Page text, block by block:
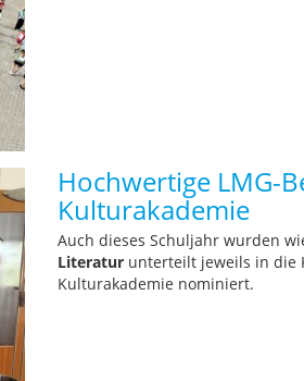
Hochwertige LMG-
Kulturakademie
Auch dieses Schuljahr wurden
Literatur unterteilt jeweils in die
Kulturakademie nominiert.